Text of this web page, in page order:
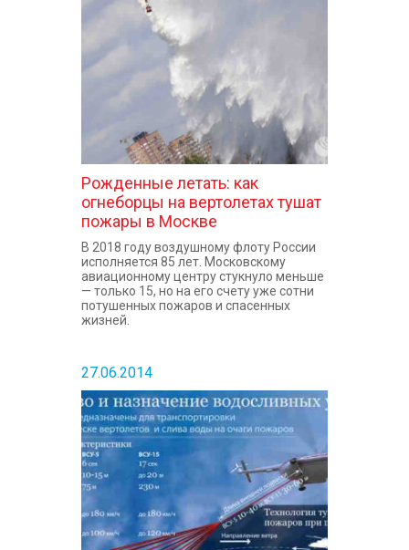
КОНТАКТЫ
Рожденные летать: как
огнеборцы на вертолетах тушат
пожары в Москве
В 2018 году воздушному флоту России
исполняется 85 лет. Московскому
авиационному центру стукнуло меньше
— только 15, но на его счету уже сотни
потушенных пожаров и спасенных
жизней.
27.06.2014